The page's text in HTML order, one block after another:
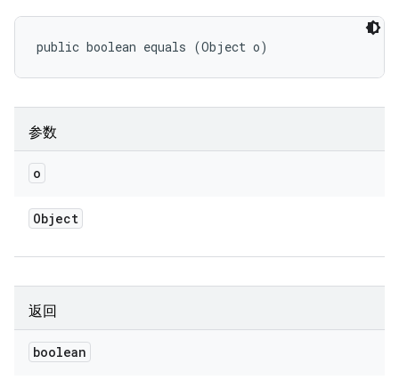
public boolean equals (Object o)
参数
o
Object
返回
boolean